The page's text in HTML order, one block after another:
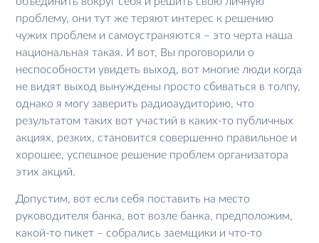
проблему, они тут же теряют интерес к решению
чужих проблем и самоустраняются – это черта наша
национальная такая. И вот, Вы проговорили о
неспособности увидеть выход, вот многие люди когда
не видят выход вынуждены просто сбиваться в толпу,
однако я могу заверить радиоаудиторию, что
результатом таких вот участий в каких-то публичных
акциях, резких, становится совершенно правильное и
хорошее, успешное решение проблем организатора
этих акций.
Допустим, вот если себя поставить на место
руководителя банка, вот возле банка, предположим,
какой-то пикет – собрались заемщики и что-то